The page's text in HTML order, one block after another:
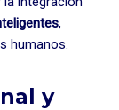
,
humanos.
y